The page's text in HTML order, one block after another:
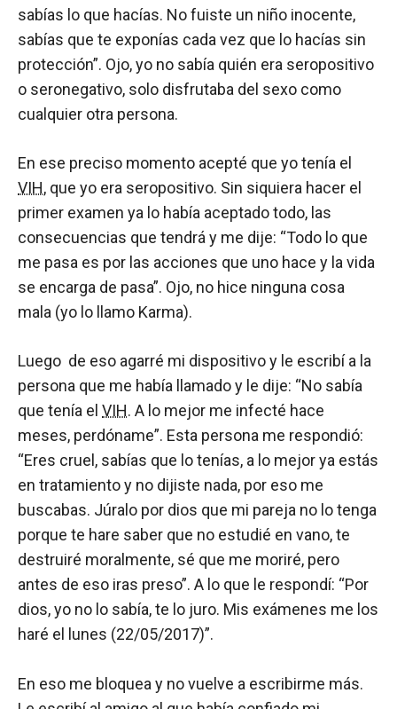
sabías lo que hacías. No fuiste un niño inocente,
sabías que te exponías cada vez que lo hacías sin
protección”. Ojo, yo no sabía quién era seropositivo
o seronegativo, solo disfrutaba del sexo como
cualquier otra persona.
En ese preciso momento acepté que yo tenía el
VIH, que yo era seropositivo. Sin siquiera hacer el
primer examen ya lo había aceptado todo, las
consecuencias que tendrá y me dije: “Todo lo que
me pasa es por las acciones que uno hace y la vida
se encarga de pasa”. Ojo, no hice ninguna cosa
mala (yo lo llamo Karma).
Luego de eso agarré mi dispositivo y le escribí a la
persona que me había llamado y le dije: “No sabía
que tenía el VIH. A lo mejor me infecté hace
meses, perdóname”. Esta persona me respondió:
“Eres cruel, sabías que lo tenías, a lo mejor ya estás
en tratamiento y no dijiste nada, por eso me
buscabas. Júralo por dios que mi pareja no lo tenga
porque te hare saber que no estudié en vano, te
destruiré moralmente, sé que me moriré, pero
antes de eso iras preso”. A lo que le respondí: “Por
dios, yo no lo sabía, te lo juro. Mis exámenes me los
haré el lunes (22/05/2017)”.
En eso me bloquea y no vuelve a escribirme más.